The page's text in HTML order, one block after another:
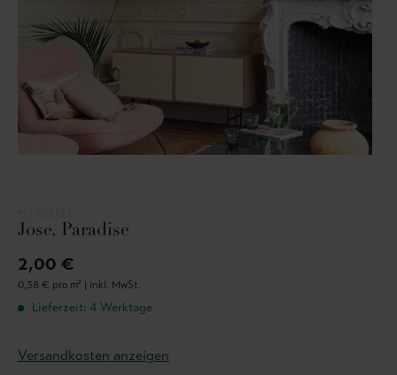
Jose, Paradise
2,00 €
0,38 € pro m² | inkl. MwSt.
Lieferzeit: 4 Werktage
Versandkosten anzeigen